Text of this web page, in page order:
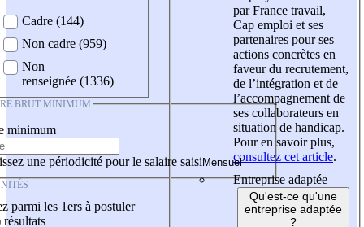
Cadre (144)
Non cadre (959)
Non
renseignée (1336)
BRUT MINIMUM
minimum
une périodicité pour le salaire saisi
parmi les 1ers à postuler
résultats
par France travail,
Cap emploi et ses
partenaires pour ses
actions concrètes en
faveur du recrutement,
de l’intégration et de
l’accompagnement de
ses collaborateurs en
situation de handicap.
Pour en savoir plus,
consultez cet article.
Entreprise adaptée
Qu'est-ce qu'une
entreprise adaptée
?